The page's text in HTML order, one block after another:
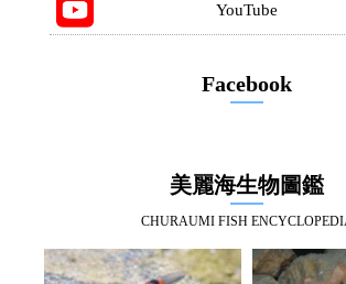
YouTube
Facebook
美麗海生物圖鑑
CHURAUMI FISH